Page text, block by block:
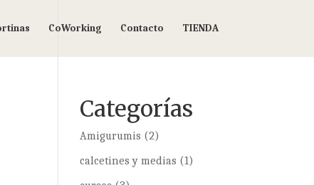
CoWorking Contacto TIENDA
Categorías
Amigurumis (2)
calcetines y medias (1)